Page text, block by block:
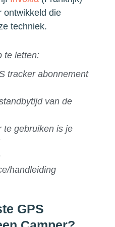
ontwikkeld die
techniek.
te letten:
tracker abonnement
van de
te gebruiken is je
handleiding
GPS